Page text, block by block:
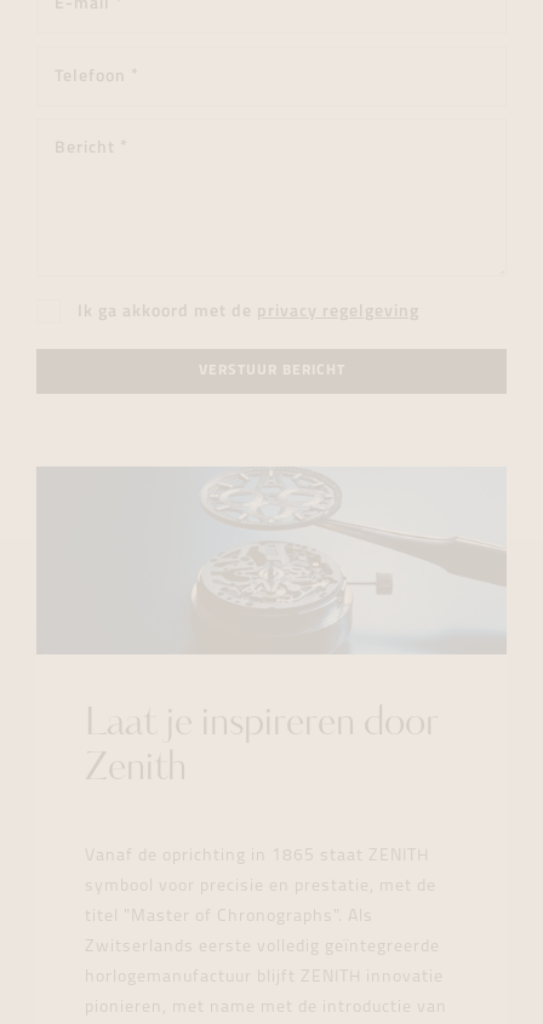
Ik ga akkoord met de privacy regelgeving
VERSTUUR BERICHT
Laat je inspireren door
Zenith
Vanaf de oprichting in 1865 staat ZENITH
symbool voor precisie en prestatie, met de
titel "Master of Chronographs". Als
Zwitserlands eerste volledig geïntegreerde
horlogemanufactuur blijft ZENITH innovatie
pionieren, met name met de introductie van